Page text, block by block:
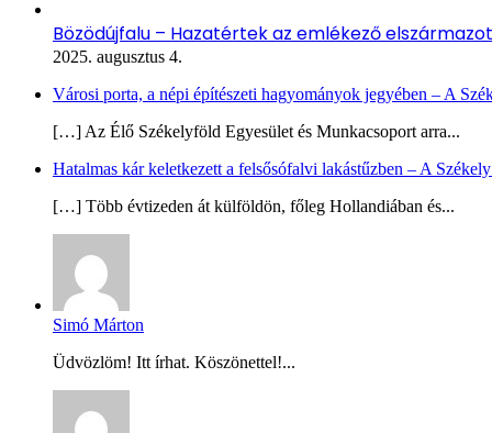
Bözödújfalu – Hazatértek az emlékező
2025. augusztus 4.
Városi porta, a népi építészeti hagyományok jegyében – A
[…] Az Élő Székelyföld Egyesület és Munkacsoport arra...
Hatalmas kár keletkezett a felsősófalvi lakástűzben – A
[…] Több évtizeden át külföldön, főleg Hollandiában és...
Simó Márton
Üdvözlöm! Itt írhat. Köszönettel!...